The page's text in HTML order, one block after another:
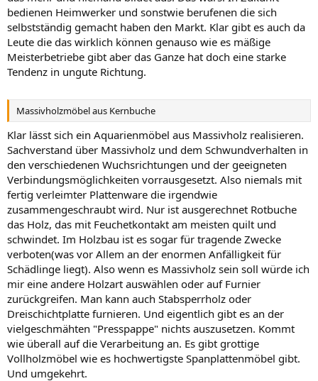
bedienen Heimwerker und sonstwie berufenen die sich
selbstständig gemacht haben den Markt. Klar gibt es auch da
Leute die das wirklich können genauso wie es mäßige
Meisterbetriebe gibt aber das Ganze hat doch eine starke
Tendenz in ungute Richtung.
Massivholzmöbel aus Kernbuche
Klar lässt sich ein Aquarienmöbel aus Massivholz realisieren.
Sachverstand über Massivholz und dem Schwundverhalten in
den verschiedenen Wuchsrichtungen und der geeigneten
Verbindungsmöglichkeiten vorrausgesetzt. Also niemals mit
fertig verleimter Plattenware die irgendwie
zusammengeschraubt wird. Nur ist ausgerechnet Rotbuche
das Holz, das mit Feuchetkontakt am meisten quilt und
schwindet. Im Holzbau ist es sogar für tragende Zwecke
verboten(was vor Allem an der enormen Anfälligkeit für
Schädlinge liegt). Also wenn es Massivholz sein soll würde ich
mir eine andere Holzart auswählen oder auf Furnier
zurückgreifen. Man kann auch Stabsperrholz oder
Dreischichtplatte furnieren. Und eigentlich gibt es an der
vielgeschmähten "Presspappe" nichts auszusetzen. Kommt
wie überall auf die Verarbeitung an. Es gibt grottige
Vollholzmöbel wie es hochwertigste Spanplattenmöbel gibt.
Und umgekehrt.